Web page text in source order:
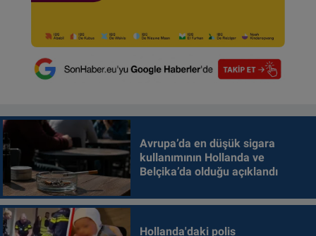
Avrupa’da en düşük sigara
kullanımının Hollanda ve
Belçika’da olduğu açıklandı
Hollanda'daki polis